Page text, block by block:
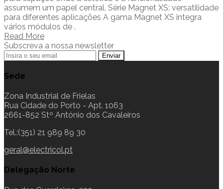
assumem um papel central. Série Magnet XS: versatilidade
para diferentes aplicações A gama Magnet XS integra
vários módulos de .
Read More
Subscreva a nossa newsletter
Sede
Zona Industrial de Frielas
Rua Cidade do Porto - Apt. 1063
2661-852 Stº António dos Cavaleiros
Tel.:(351) 21 989 89 30
geral@electricol.pt
Delegação Norte